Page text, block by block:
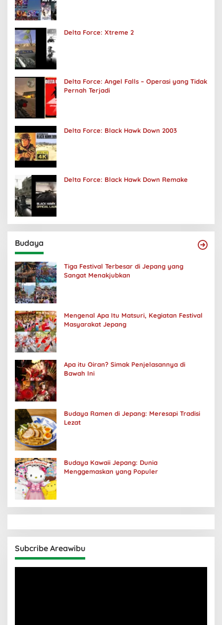
Delta Force: Xtreme 2
Delta Force: Angel Falls – Operasi yang Tidak
Pernah Terjadi
Delta Force: Black Hawk Down 2003
Delta Force: Black Hawk Down Remake
Budaya
Tiga Festival Terbesar di Jepang yang
Sangat Menakjubkan
Mengenal Apa Itu Matsuri, Kegiatan Festival
Masyarakat Jepang
Apa itu Oiran? Simak Penjelasannya di
Bawah Ini
Budaya Ramen di Jepang: Meresapi Tradisi
Lezat
Budaya Kawaii Jepang: Dunia
Menggemaskan yang Populer
Subcribe Areawibu